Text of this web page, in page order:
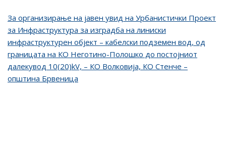
Зa oрганизирање нa јавен увид на Урбанистички Проект
за Инфраструктура за изградба на линиски
инфраструктурен објект – кабелски подземен вод, од
границата на КО Неготино-Полошко до постојниот
далекувод 10(20)kV, – КО Волковија, КО Стенче –
општина Брвеница